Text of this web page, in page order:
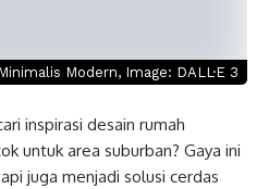
Modern, Image: DALL·E 3
inspirasi desain rumah
untuk area suburban? Gaya ini
juga menjadi solusi cerdas